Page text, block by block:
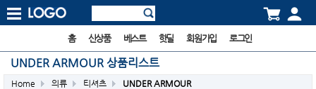
홈 신상품 베스트 핫딜 회원가입 로그인
UNDER ARMOUR 상품리스트
Home 의류 티셔츠 UNDER ARMOUR